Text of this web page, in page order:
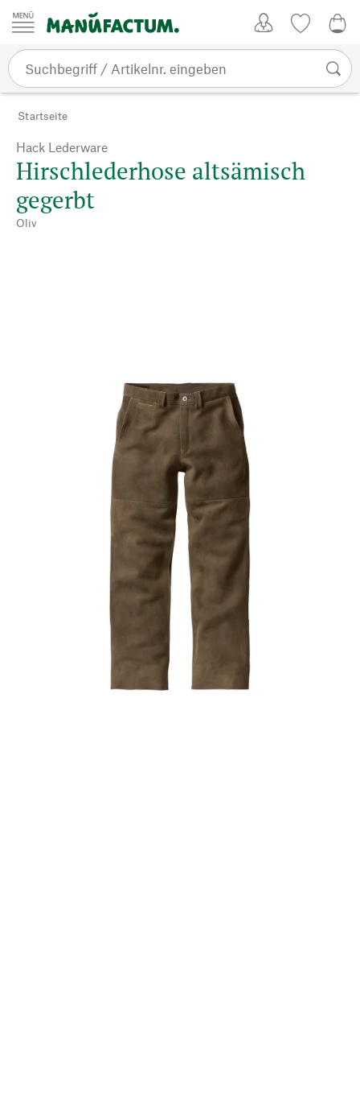
Zum Inhalt springen
Startseite
Hack Lederware
Hirschlederhose altsämisch
gegerbt
Oliv